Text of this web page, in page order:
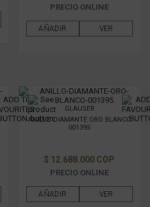
PRECIO ONLINE
AÑADIR VER
GLAUSER
ANILLO DIAMANTE ORO BLANCO
001395
$ 12.688.000 COP
PRECIO ONLINE
AÑADIR VER